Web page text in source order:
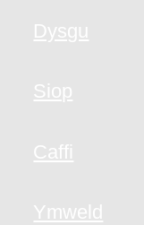
Dysgu
Siop
Caffi
Ymweld